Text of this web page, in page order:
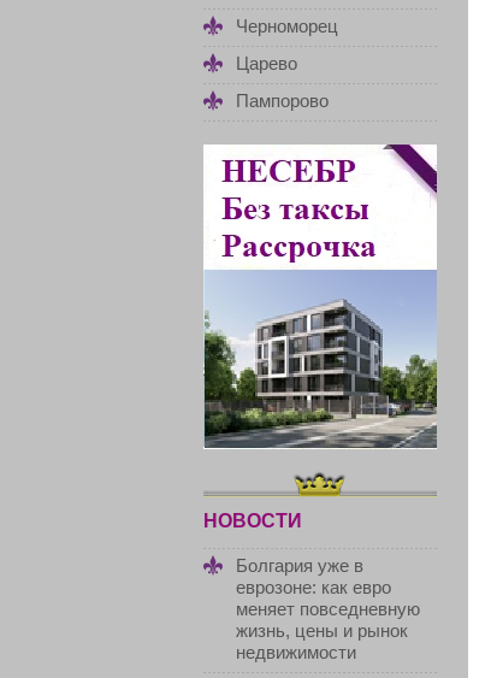
Черноморец
Царево
Пампорово
НОВОСТИ
Болгария уже в
еврозоне: как евро
меняет повседневную
жизнь, цены и рынок
недвижимости